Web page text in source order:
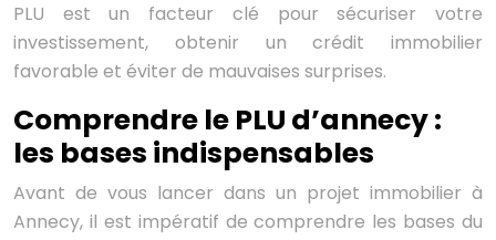
PLU est un facteur clé pour sécuriser votre
investissement, obtenir un crédit immobilier
favorable et éviter de mauvaises surprises.
Comprendre le PLU d’annecy :
les bases indispensables
Avant de vous lancer dans un projet immobilier à
Annecy, il est impératif de comprendre les bases du